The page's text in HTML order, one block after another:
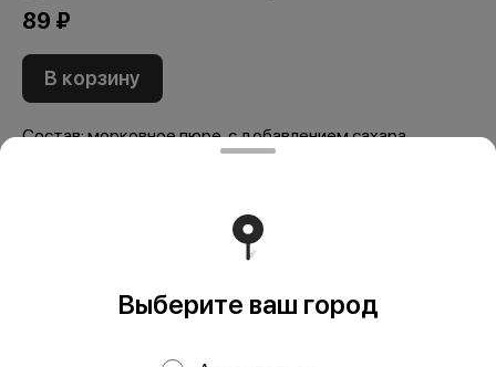
89 ₽
В корзину
Состав: морковное пюре, с добавлением сахара,
кислота лимонная, вода питьевая.
Мы рекомендуем
Выберите ваш город